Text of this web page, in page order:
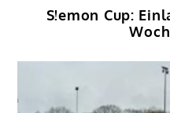
S!emon Cup: